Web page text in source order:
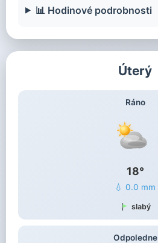
📊 Hodinové podrobnosti
Úterý
Ráno
18°
💧 0.0 mm
slabý
Odpoledne